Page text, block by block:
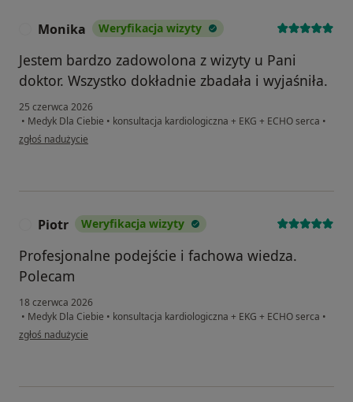
Monika Weryfikacja wizyty
Jestem bardzo zadowolona z wizyty u Pani
doktor. Wszystko dokładnie zbadała i wyjaśniła.
25 czerwca 2026
• Medyk Dla Ciebie • konsultacja kardiologiczna + EKG + ECHO serca •
w opinii użytkownika Monika
zgłoś nadużycie
Piotr Weryfikacja wizyty
Profesjonalne podejście i fachowa wiedza.
Polecam
18 czerwca 2026
• Medyk Dla Ciebie • konsultacja kardiologiczna + EKG + ECHO serca •
w opinii użytkownika Piotr
zgłoś nadużycie